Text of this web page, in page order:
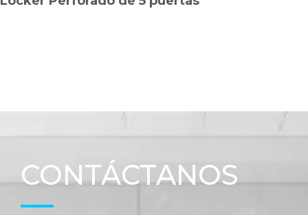
CONTÁCTANOS